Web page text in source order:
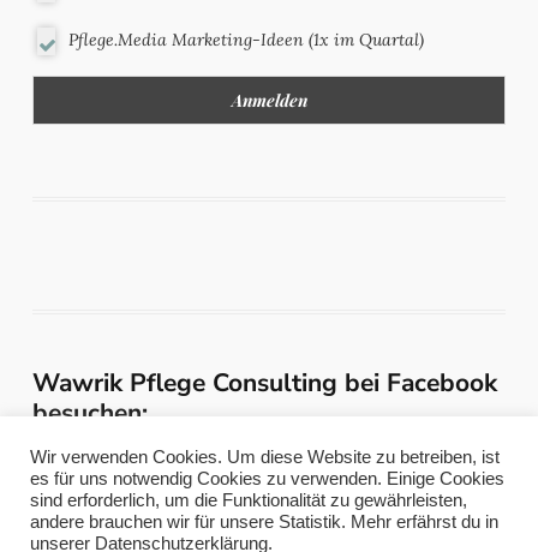
Pflege.Media Marketing-Ideen (1x im Quartal)
Wawrik Pflege Consulting bei Facebook
besuchen:
Wir verwenden Cookies. Um diese Website zu betreiben, ist
es für uns notwendig Cookies zu verwenden. Einige Cookies
sind erforderlich, um die Funktionalität zu gewährleisten,
andere brauchen wir für unsere Statistik. Mehr erfährst du in
unserer Datenschutzerklärung.